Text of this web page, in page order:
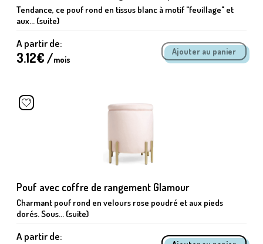
Tendance, ce pouf rond en tissus blanc à motif "feuillage" et
aux... (suite)
A partir de:
3.12€ /mois
Pouf avec coffre de rangement Glamour
Charmant pouf rond en velours rose poudré et aux pieds
dorés. Sous... (suite)
A partir de: